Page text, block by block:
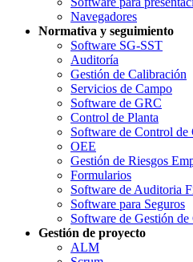
Navegadores
Normativa y seguimiento
Software SG-SST
Auditoría
Gestión de Calibración
Servicios de Campo
Software de GRC
Control de Planta
Software de Control de
OEE
Gestión de Riesgos
Formularios
Software de Auditoria
Software para Seguros
Software de Gestión de
Gestión de proyecto
ALM